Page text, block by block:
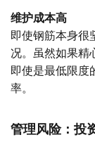
维护成本高
即使钢筋本身很
况。虽然如果精
即使是最低限度
率。
管理风险：投